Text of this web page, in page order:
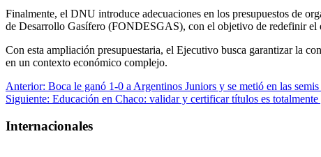
Finalmente, el DNU introduce adecuaciones en los presupuestos de
de Desarrollo Gasífero (FONDESGAS), con el objetivo de redefinir el
Con esta ampliación presupuestaria, el Ejecutivo busca garantizar la
en un contexto económico complejo.
Navegación
de
entradas
Anterior: Boca le ganó 1-0 a Argentinos Juniors y se metió en las
Siguiente: Educación en Chaco: validar y certificar títulos es totalmente
Internacionales